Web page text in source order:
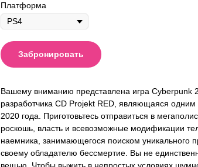
Платформа
Забронировать
Вашему вниманию представлена игра Cyberpunk
разработчика CD Projekt RED, являющаяся
2020 года. Приготовьтесь отправиться в
роскошь, власть и всевозможные модификации
наемника, занимающегося поиском уникального
своему обладателю бессмертие. Вы не
вещью. Чтобы выжить в непростых условиях